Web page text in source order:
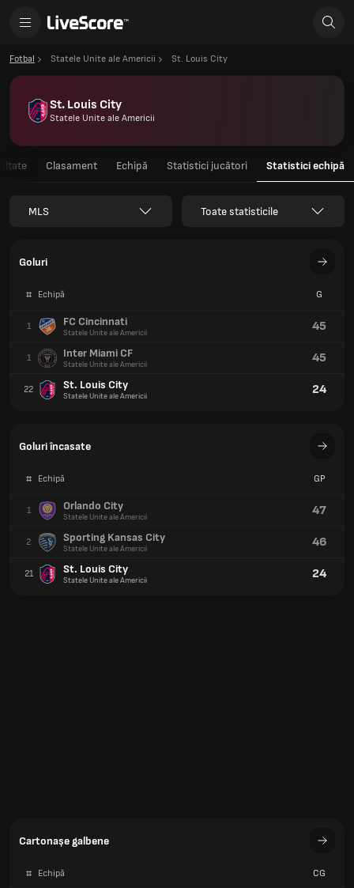
Fotbal Statele Unite ale Americii St. Louis City
St. Louis City
Statele Unite ale Americii
Clasament Echipă Statistici jucători Statistici echipă
MLS Toate statisticile
Goluri
# Echipă G
1 FC Cincinnati
Statele Unite ale Americii 45
1 Inter Miami CF
Statele Unite ale Americii 45
22 St. Louis City
Statele Unite ale Americii 24
Goluri încasate
# Echipă GP
1 Orlando City
Statele Unite ale Americii 47
2 Sporting Kansas City
Statele Unite ale Americii 46
21 St. Louis City
Statele Unite ale Americii 24
Cartonașe galbene
# Echipă CG